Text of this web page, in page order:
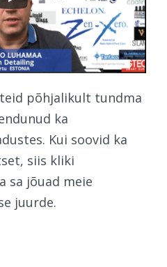
põhjalikult tundma
ka
Kui soovid ka
siis kliki
sa jõuad meie
juurde.